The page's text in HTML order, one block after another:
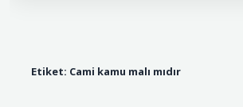
Etiket: Cami kamu malı mıdır